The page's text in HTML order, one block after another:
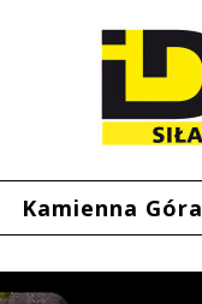
Kamienna Góra